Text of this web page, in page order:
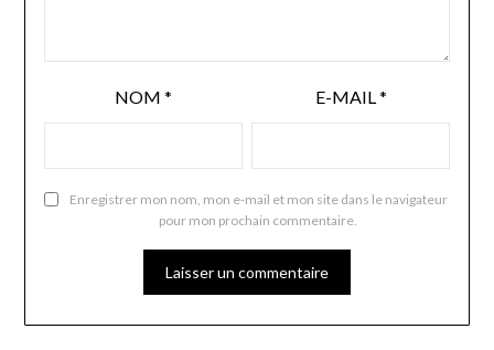
NOM * E-MAIL*
Enregistrer mon nom, mon e-mail et mon site dans le navigateur
pour mon prochain commentaire.